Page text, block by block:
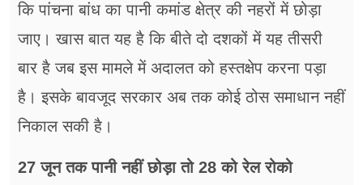
कि पांचना बांध का पानी कमांड क्षेत्र की नहरों में छोड़ा
जाए। खास बात यह है कि बीते दो दशकों में यह तीसरी
बार है जब इस मामले में अदालत को हस्तक्षेप करना पड़ा
है। इसके बावजूद सरकार अब तक कोई ठोस समाधान नहीं
निकाल सकी है।
27 जून तक पानी नहीं छोड़ा तो 28 को रेल रोको